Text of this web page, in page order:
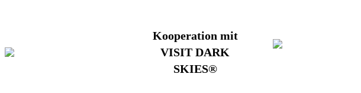
Kooperation mit
VISIT DARK
SKIES®